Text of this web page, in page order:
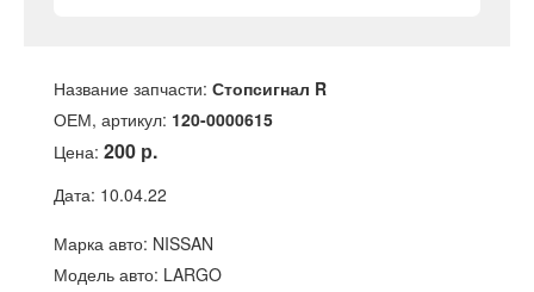
Название запчасти: Стопсигнал R
ОЕМ, артикул: 120-0000615
Цена: 200 р.
Дата: 10.04.22
Марка авто: NISSAN
Модель авто: LARGO